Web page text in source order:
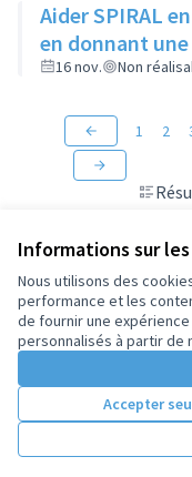
Informations sur
Nous utilisons des
performance et les
de fournir une
personnalisés à partir de
Accepter
Aider SPIRAL
en donnant
16 nov. Non
1 2
Conditions d'utilisation
Paramètres des cookies
(Lien externe)Open
Decidim
.